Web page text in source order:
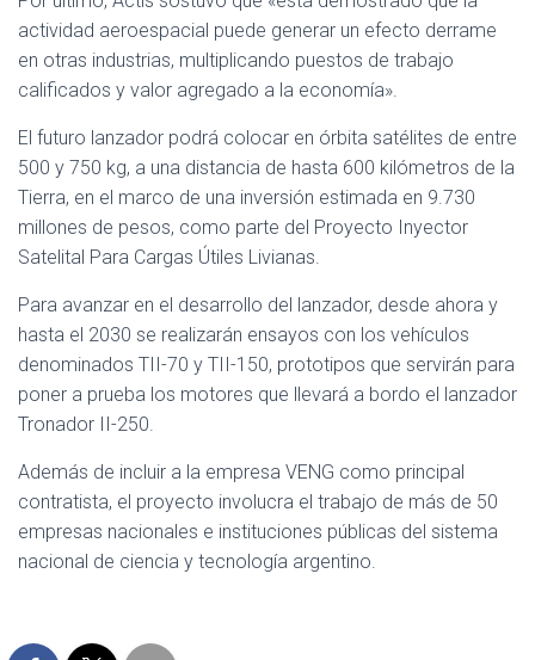
actividad aeroespacial puede generar un efecto derrame
en otras industrias, multiplicando puestos de trabajo
calificados y valor agregado a la economía».
El futuro lanzador podrá colocar en órbita satélites de entre
500 y 750 kg, a una distancia de hasta 600 kilómetros de la
Tierra, en el marco de una inversión estimada en 9.730
millones de pesos, como parte del Proyecto Inyector
Satelital Para Cargas Útiles Livianas.
Para avanzar en el desarrollo del lanzador, desde ahora y
hasta el 2030 se realizarán ensayos con los vehículos
denominados TII-70 y TII-150, prototipos que servirán para
poner a prueba los motores que llevará a bordo el lanzador
Tronador II-250.
Además de incluir a la empresa VENG como principal
contratista, el proyecto involucra el trabajo de más de 50
empresas nacionales e instituciones públicas del sistema
nacional de ciencia y tecnología argentino.